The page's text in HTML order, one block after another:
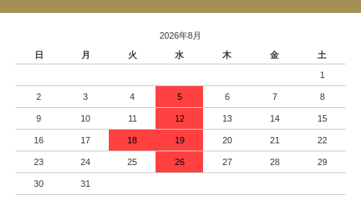
2026年8月
日
月 火 水 木 金 土
1
2 3 4 5 6 7 8
9 10 11 12 13 14 15
16 17 18 19 20 21 22
23 24 25 26 27 28 29
30 31